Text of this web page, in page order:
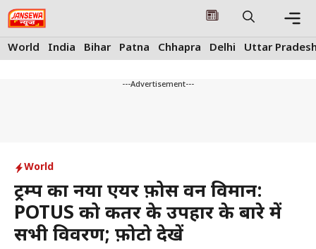
Skip
to
content
World India Bihar Patna Chhapra Delhi Uttar
---Advertisement---
World
ट्रम्प का नया एयर फ़ोर्स वन विमान:
POTUS को कतर के उपहार के बारे में
सभी विवरण; फ़ोटो देखें